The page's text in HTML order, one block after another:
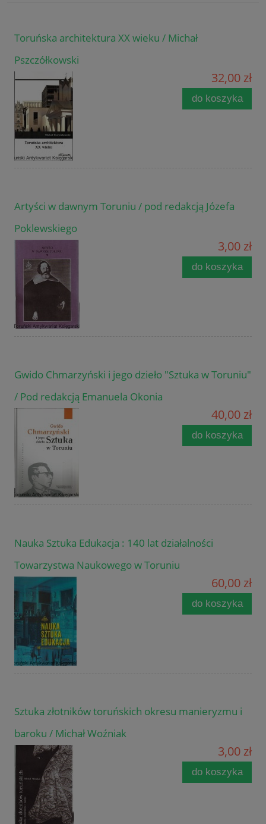
Toruńska architektura XX wieku / Michał
Pszczółkowski
32,00 zł
do koszyka
Artyści w dawnym Toruniu / pod redakcją Józefa
Poklewskiego
3,00 zł
do koszyka
Gwido Chmarzyński i jego dzieło "Sztuka w Toruniu"
/ Pod redakcją Emanuela Okonia
40,00 zł
do koszyka
Nauka Sztuka Edukacja : 140 lat działalności
Towarzystwa Naukowego w Toruniu
60,00 zł
do koszyka
Sztuka złotników toruńskich okresu manieryzmu i
baroku / Michał Woźniak
3,00 zł
do koszyka